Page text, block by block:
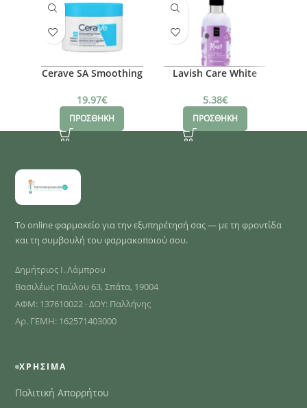
Cerave SA Smoothing
19.97€
ΠΡΟΣΘΗΚΗ
Lavish Care White
5.38€
ΠΡΟΣΘΗΚΗ
Το online φαρμακείο για την εξυπηρέτησή σας — με τη φροντίδα
και τη συμβουλή του φαρμακοποιού σου.
Δημήτριος Ι. Λάμπρου
Βασιλέως Παύλου 63, Σπάτα, 19004
ΑΦΜ: 137610022 · ΔΟΥ: Παλλήνης
Αρ. ΓΕΜΗ: 162571403000
ΧΡΉΣΙΜΑ
Πολιτική Απορρήτου